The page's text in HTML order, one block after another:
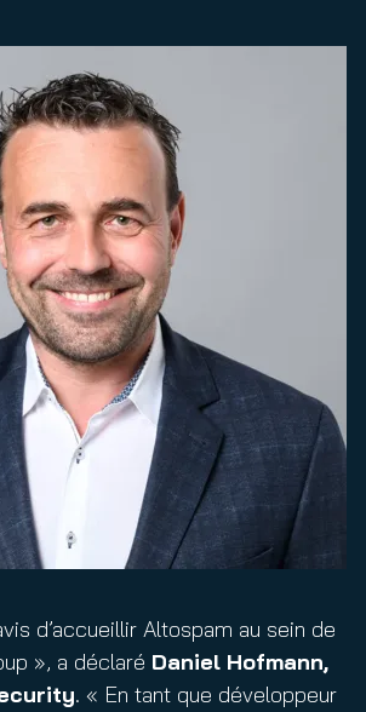
d’accueillir Altospam au sein de
», a déclaré Daniel Hofmann,
. « En tant que développeur